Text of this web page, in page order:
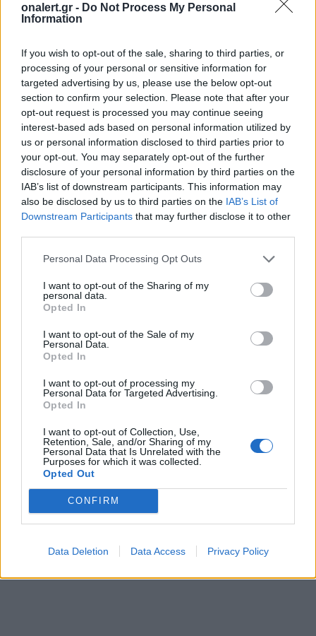
onalert.gr - Do Not Process My Personal
Information
If you wish to opt-out of the sale, sharing to third parties, or
processing of your personal or sensitive information for
targeted advertising by us, please use the below opt-out
section to confirm your selection. Please note that after your
opt-out request is processed you may continue seeing
interest-based ads based on personal information utilized by
us or personal information disclosed to third parties prior to
your opt-out. You may separately opt-out of the further
disclosure of your personal information by third parties on the
IAB’s list of downstream participants. This information may
also be disclosed by us to third parties on the IAB’s List of
Downstream Participants that may further disclose it to other
Personal Data Processing Opt Outs
I want to opt-out of the Sharing of my
personal data.
Opted In
I want to opt-out of the Sale of my
Personal Data.
Opted In
I want to opt-out of processing my
Personal Data for Targeted Advertising.
Opted In
I want to opt-out of Collection, Use,
Retention, Sale, and/or Sharing of my
Personal Data that Is Unrelated with the
Purposes for which it was collected.
Opted Out
CONFIRM
Data Deletion Data Access Privacy Policy
Διάβασε επίσης
Ελληνικοί δορυφόροι και
μικροδορυφόροι για
στρατιωτική χρήση: Ο
σχεδιασμός του ΓΕΕΘΑ για
αξιοποίηση της
MQ-4C Triton
εντολές από
μέλλον των
News
και μάθετε πρώτοι όλες τις ειδήσεις
για την άμυνα.